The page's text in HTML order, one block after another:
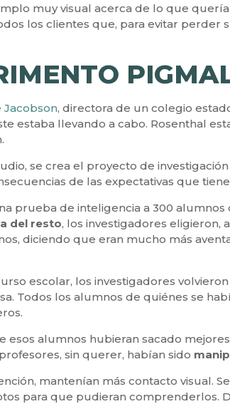
muy visual acerca de lo que
los clientes que, para evitar perder
Jacobson, directora de un colegio
estaba llevando a cabo. Rosenthal
se crea el proyecto de
de las expectativas que
prueba de inteligencia a 300
del resto, los investigadores eligieron,
diciendo que eran mucho más
escolar, los investigadores
Todos los alumnos de quiénes se
esos alumnos hubieran sacado
sin querer, habían sido
mantenían más contacto visual.
para que pudieran comprenderlos.